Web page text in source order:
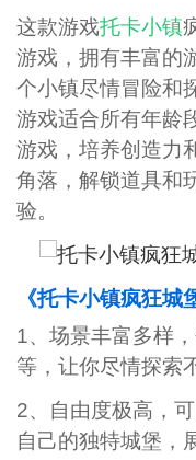
这款游戏托卡小镇
游戏，拥有丰富的
个小镇尽情冒险和
游戏适合所有年龄
游戏，培养创造力
角落，解锁道具和
验。
《托卡小镇疯狂城
1、场景丰富多样
等，让你尽情探索
2、自由度极高，
自己的独特城堡，